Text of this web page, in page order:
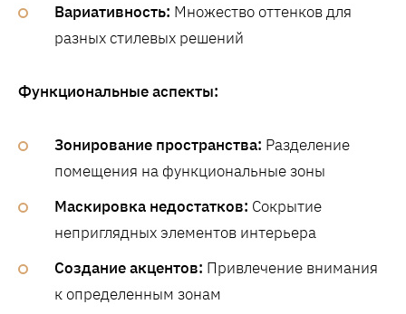
Вариативность: Множество оттенков для
разных стилевых решений
Функциональные аспекты:
Зонирование пространства: Разделение
помещения на функциональные зоны
Маскировка недостатков: Сокрытие
неприглядных элементов интерьера
Создание акцентов: Привлечение внимания
к определенным зонам